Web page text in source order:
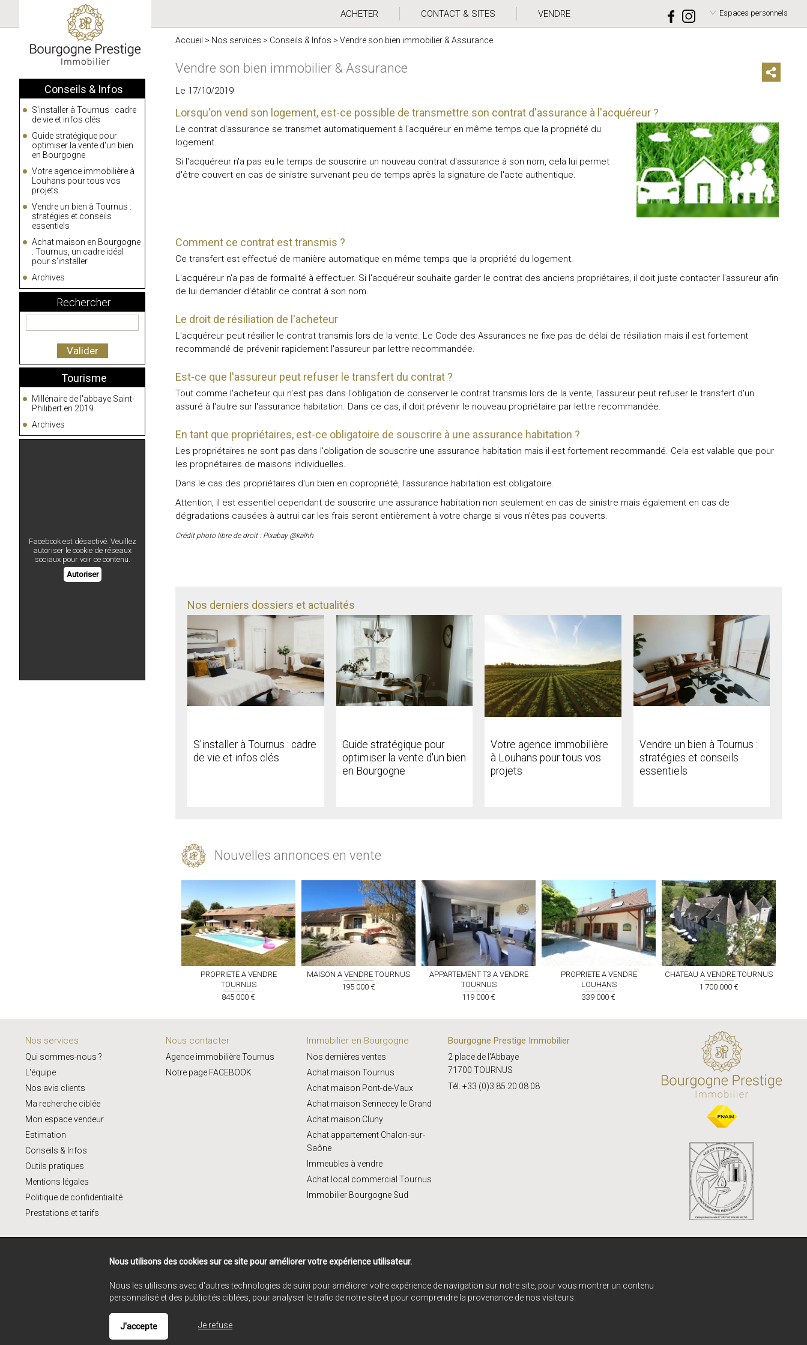
Espaces personnels
ACHETER CONTACT & SITES VENDRE
Conseils & Infos
S'installer à Tournus : cadre
de vie et infos clés
Guide stratégique pour
optimiser la vente d'un bien
en Bourgogne
Votre agence immobilière à
Louhans pour tous vos
projets
Vendre un bien à Tournus :
stratégies et conseils
essentiels
Achat maison en Bourgogne
: Tournus, un cadre idéal
pour s'installer
Archives
Rechercher
Tourisme
Millénaire de l'abbaye Saint-
Philibert en 2019
Archives
Facebook est désactivé. Veuillez
autoriser le cookie de réseaux
sociaux pour voir ce contenu.
Autoriser
Accueil > Nos services > Conseils & Infos > Vendre son bien immobilier & Assurance
Vendre son bien immobilier & Assurance
Le 17/10/2019
Lorsqu'on vend son logement, est-ce possible de transmettre son contrat d'assurance à l'acquéreur ?
Le contrat d'assurance se transmet automatiquement à l'acquéreur en même temps que la propriété du
logement.
Si l'acquéreur n'a pas eu le temps de souscrire un nouveau contrat d'assurance à son nom, cela lui permet
d'être couvert en cas de sinistre survenant peu de temps après la signature de l'acte authentique.
Comment ce contrat est transmis ?
Ce transfert est effectué de manière automatique en même temps que la propriété du logement.
L'acquéreur n'a pas de formalité à effectuer. Si l'acquéreur souhaite garder le contrat des anciens propriétaires, il doit juste contacter l'assureur afin
de lui demander d'établir ce contrat à son nom.
Le droit de résiliation de l'acheteur
L'acquéreur peut résilier le contrat transmis lors de la vente. Le Code des Assurances ne fixe pas de délai de résiliation mais il est fortement
recommandé de prévenir rapidement l'assureur par lettre recommandée.
Est-ce que l'assureur peut refuser le transfert du contrat ?
Tout comme l'acheteur qui n'est pas dans l'obligation de conserver le contrat transmis lors de la vente, l'assureur peut refuser le transfert d'un
assuré à l'autre sur l'assurance habitation. Dans ce cas, il doit prévenir le nouveau propriétaire par lettre recommandée.
En tant que propriétaires, est-ce obligatoire de souscrire à une assurance habitation ?
Les propriétaires ne sont pas dans l'obligation de souscrire une assurance habitation mais il est fortement recommandé. Cela est valable que pour
les propriétaires de maisons individuelles.
Dans le cas des propriétaires d'un bien en copropriété, l'assurance habitation est obligatoire.
Attention, il est essentiel cependant de souscrire une assurance habitation non seulement en cas de sinistre mais également en cas de
dégradations causées à autrui car les frais seront entièrement à votre charge si vous n'êtes pas couverts.
Crédit photo libre de droit : Pixabay @kalhh
Nos derniers dossiers et actualités
S'installer à Tournus : cadre
de vie et infos clés
Guide stratégique pour
optimiser la vente d'un bien
en Bourgogne
Votre agence immobilière
à Louhans pour tous vos
projets
Vendre un bien à Tournus :
stratégies et conseils
essentiels
Nouvelles annonces en vente
PROPRIETE A VENDRE
TOURNUS
845 000 €
MAISON A VENDRE TOURNUS
195 000 €
APPARTEMENT T3 A VENDRE
TOURNUS
119 000 €
PROPRIETE A VENDRE
LOUHANS
339 000 €
CHATEAU A VENDRE TOURNUS
1 700 000 €
Nos services
Qui sommes-nous ?
L'équipe
Nos avis clients
Ma recherche ciblée
Mon espace vendeur
Estimation
Conseils & Infos
Outils pratiques
Mentions légales
Politique de confidentialité
Prestations et tarifs
Nous contacter
Agence immobilière Tournus
Notre page FACEBOOK
Immobilier en Bourgogne
Nos dernières ventes
Achat maison Tournus
Achat maison Pont-de-Vaux
Achat maison Sennecey le Grand
Achat maison Cluny
Achat appartement Chalon-sur-
Saône
Immeubles à vendre
Achat local commercial Tournus
Immobilier Bourgogne Sud
Bourgogne Prestige Immobilier
2 place de l'Abbaye
71700 TOURNUS
Tél. +33 (0)3 85 20 08 08
Nous utilisons des cookies sur ce site pour améliorer votre expérience utilisateur.
Nous les utilisons avec d'autres technologies de suivi pour améliorer votre expérience de navigation sur notre site, pour vous montrer un contenu
personnalisé et des publicités ciblées, pour analyser le trafic de notre site et pour comprendre la provenance de nos visiteurs.
J'accepte Je refuse